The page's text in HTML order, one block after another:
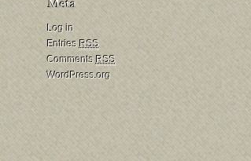
Log in
EntriesRSS
CommentsRSS
WordPress.org